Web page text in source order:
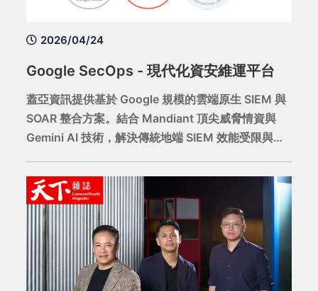
2026/04/24
Google SecOps - 現代化資安維運平台
蓋亞資訊提供基於 Google 規模的雲端原生 SIEM 與
SOAR 整合方案。結合 Mandiant 頂尖威脅情資與
Gemini AI 技術，解決傳統地端 SIEM 效能受限與儲
化回應。